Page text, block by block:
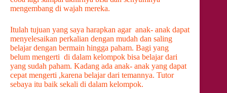
mengembang di wajah mereka.
Itulah tujuan yang saya harapkan agar anak- anak dapat
menyelesaikan perkalian dengan mudah dan saling
belajar dengan bermain hingga paham. Bagi yang
belum mengerti di dalam kelompok bisa belajar dari
yang sudah paham. Kadang ada anak- anak yang dapat
cepat mengerti ,karena belajar dari temannya. Tutor
sebaya itu baik sekali di dalam kelompok.